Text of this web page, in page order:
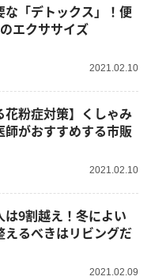
な「デトックス」！便
エクササイズ
2021.02.10
花粉症対策】くしゃみ
がおすすめする市販
2021.02.10
9割越え！冬によい
えるべきはリビングだ
2021.02.09